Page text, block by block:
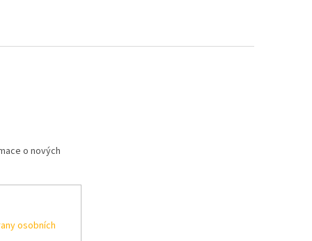
o nových
osobních